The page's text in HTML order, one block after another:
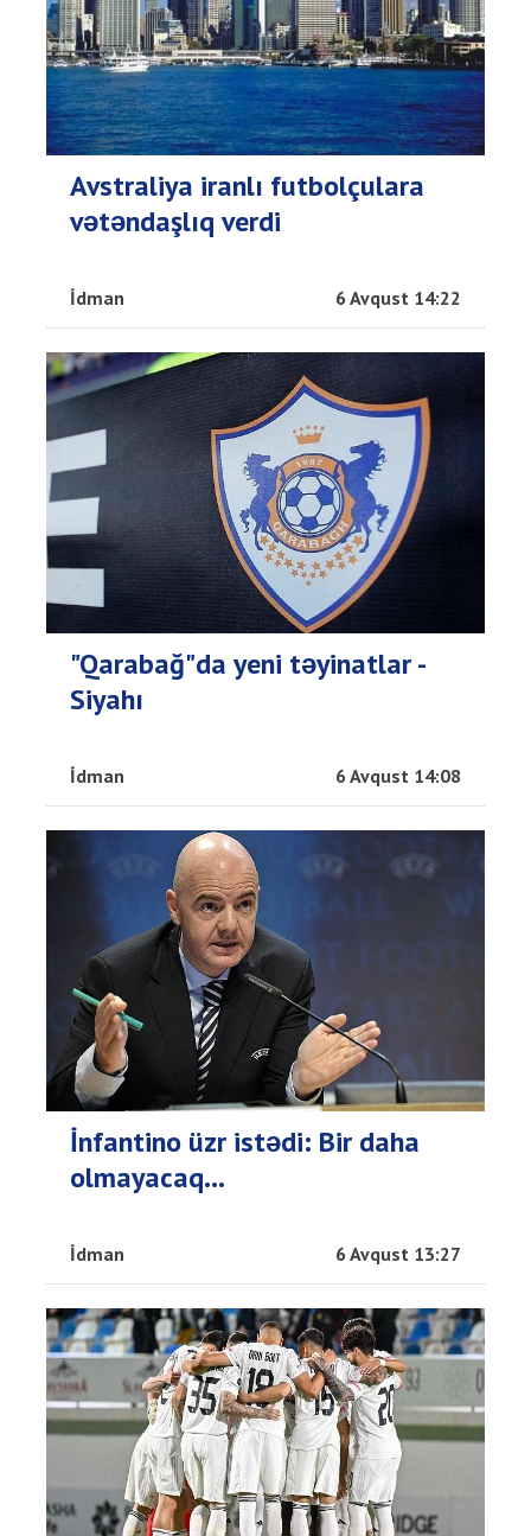
Avstraliya iranlı futbolçulara
vətəndaşlıq verdi
İdman 6 Avqust 14:22
"Qarabağ"da yeni təyinatlar -
Siyahı
İdman 6 Avqust 14:08
İnfantino üzr istədi: Bir daha
olmayacaq…
İdman 6 Avqust 13:27